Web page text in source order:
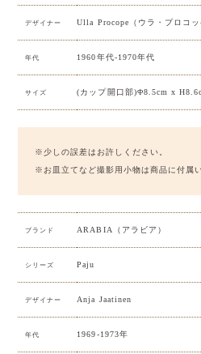
デザイナー Ulla Procope（ウラ・プロコッ
年代 1960年代-1970年代
サイズ (カップ開口部)Φ8.5cm x
※少しの誤差はお許しください。
※お皿立てなど撮影用小物は商品に付属
ブランド ARABIA（アラビア）
シリーズ Paju
デザイナー Anja Jaatinen
年代 1969-1973年